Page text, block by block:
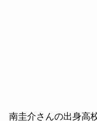
南圭介さんの出身高